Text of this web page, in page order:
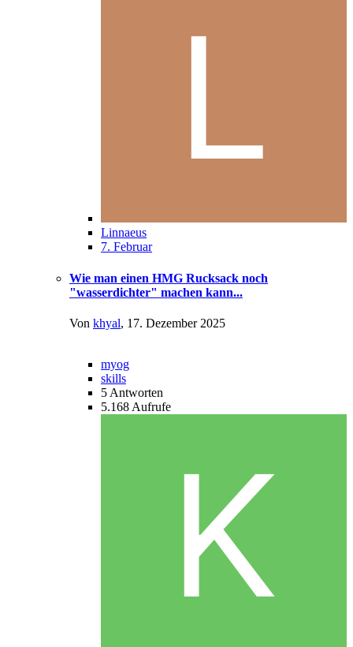
Linnaeus
7. Februar
Wie man einen HMG Rucksack noch
"wasserdichter" machen kann...
Von khyal, 17. Dezember 2025
myog
skills
5 Antworten
5.168 Aufrufe